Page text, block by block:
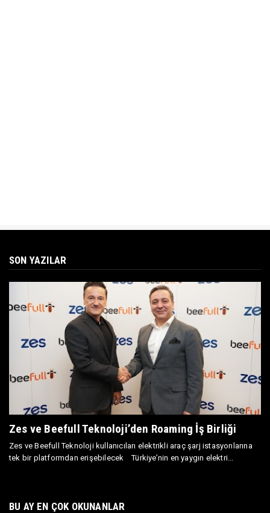
SON YAZILAR
Zes ve Beefull Teknoloji’den Roaming İş Birliği
Zes ve Beefull Teknoloji kullanıcıları elektrikli araç şarj istasyonlarına
tek bir platformdan erişebilecek Türkiye’nin en yaygın elektri...
BU AY EN ÇOK OKUNANLAR